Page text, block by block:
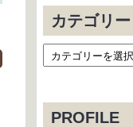
カテゴリー
PROFILE